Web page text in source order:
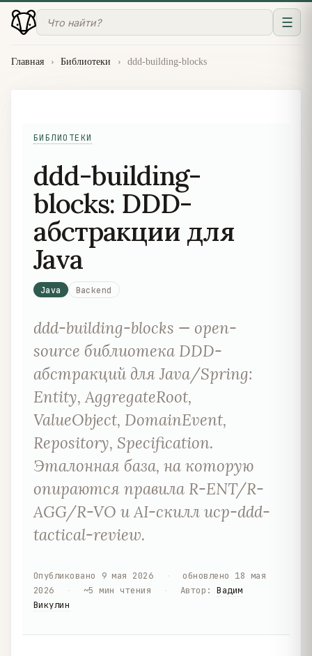
☰
Главная › Библиотеки › ddd-building-blocks
БИБЛИОТЕКИ
ddd-building-
blocks: DDD-
абстракции для
Java
Java Backend
ddd-building-blocks — open-
source библиотека DDD-
абстракций для Java/Spring:
Entity, AggregateRoot,
ValueObject, DomainEvent,
Repository, Specification.
Эталонная база, на которую
опираются правила R-ENT/R-
AGG/R-VO и AI-скилл ucp-ddd-
tactical-review.
Опубликовано 9 мая 2026 обновлено 18 мая
2026
~5 мин чтения Автор :Вадим
Викулин